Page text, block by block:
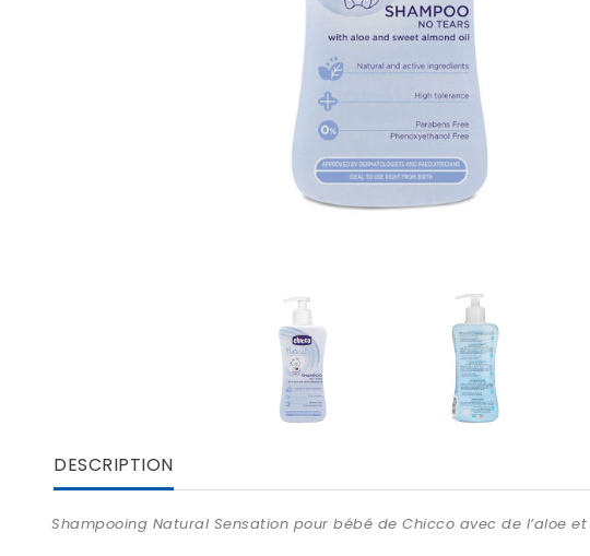
DESCRIPTION
Shampooing Natural Sensation pour bébé de Chicco avec de l’aloe